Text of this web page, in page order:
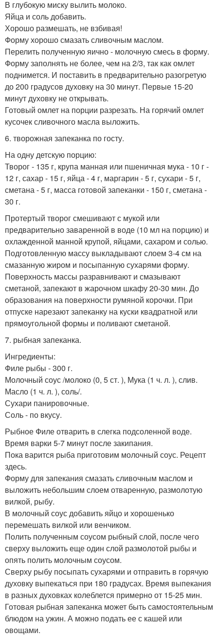
В глубокую миску вылить молоко.
Яйца и соль добавить.
Хорошо размешать, не взбивая!
Форму хорошо смазать сливочным маслом.
Перелить полученную яично - молочную смесь в форму.
Форму заполнять не более, чем на 2/3, так как омлет
поднимется. И поставить в предварительно разогретую
до 200 градусов духовку на 30 минут. Первые 15-20
минут духовку не открывать.
Готовый омлет на порции разрезать. На горячий омлет
кусочек сливочного масла выложить.
6. творожная запеканка по госту.
На одну детскую порцию:
Творог - 135 г, крупа манная или пшеничная мука - 10 г -
12 г, сахар - 15 г, яйца - 4 г, маргарин - 5 г, сухари - 5 г,
сметана - 5 г, масса готовой запеканки - 150 г, сметана -
30 г.
Протертый творог смешивают с мукой или
предварительно заваренной в воде (10 мл на порцию) и
охлажденной манной крупой, яйцами, сахаром и солью.
Подготовленную массу выкладывают слоем 3-4 см на
смазанную жиром и посыпанную сухарями форму.
Поверхность массы разравнивают и смазывают
сметаной, запекают в жарочном шкафу 20-30 мин. До
образования на поверхности румяной корочки. При
отпуске нарезают запеканку на куски квадратной или
прямоугольной формы и поливают сметаной.
7. рыбная запеканка.
Ингредиенты:
Филе рыбы - 300 г.
Молочный соус /молоко (0, 5 ст. ), Мука (1 ч. л. ), слив.
Масло (1 ч. л. ), соль/.
Сухари панировочные.
Соль - по вкусу.
Рыбное Филе отварить в слегка подсоленной воде.
Время варки 5-7 минут после закипания.
Пока варится рыба приготовим молочный соус. Рецепт
здесь.
Форму для запекания смазать сливочным маслом и
выложить небольшим слоем отваренную, размолотую
вилкой, рыбу.
В молочный соус добавить яйцо и хорошенько
перемешать вилкой или венчиком.
Полить полученным соусом рыбный слой, после чего
сверху выложить еще один слой размолотой рыбы и
опять полить молочным соусом.
Сверху рыбу посыпать сухарями и отправить в горячую
духовку выпекаться при 180 градусах. Время выпекания
в разных духовках колеблется примерно от 15-25 мин.
Готовая рыбная запеканка может быть самостоятельным
блюдом на ужин. А можно подать ее с кашей или
овощами.